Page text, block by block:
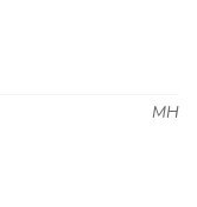
MH